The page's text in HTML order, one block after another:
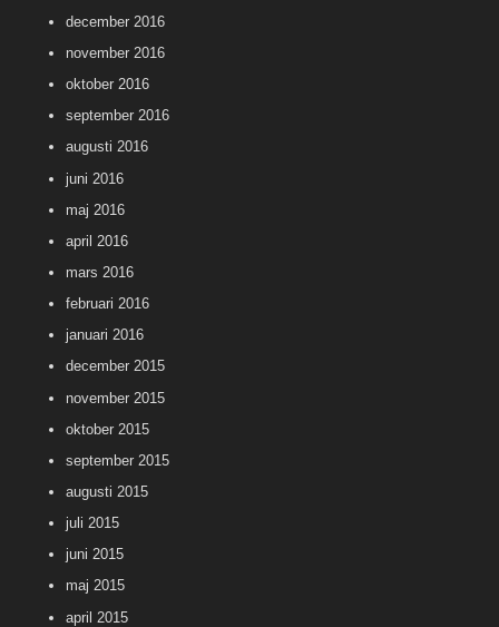
december 2016
november 2016
oktober 2016
september 2016
augusti 2016
juni 2016
maj 2016
april 2016
mars 2016
februari 2016
januari 2016
december 2015
november 2015
oktober 2015
september 2015
augusti 2015
juli 2015
juni 2015
maj 2015
april 2015